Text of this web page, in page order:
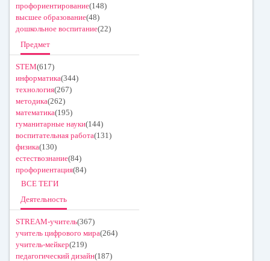
профориентирование(148)
высшее образование(48)
дошкольное воспитание(22)
Предмет
STEM(617)
информатика(344)
технология(267)
методика(262)
математика(195)
гуманитарные науки(144)
воспитательная работа(131)
физика(130)
естествознание(84)
профориентация(84)
ВСЕ ТЕГИ
Деятельность
STREAM-учитель(367)
учитель цифрового мира(264)
учитель-мейкер(219)
педагогический дизайн(187)